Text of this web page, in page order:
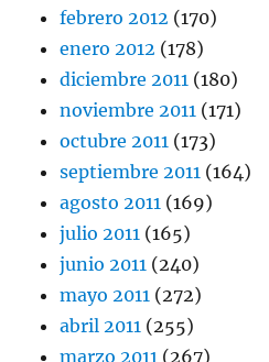
febrero 2012 (170)
enero 2012 (178)
diciembre 2011 (180)
noviembre 2011 (171)
octubre 2011 (173)
septiembre 2011 (164)
agosto 2011 (169)
julio 2011 (165)
junio 2011 (240)
mayo 2011 (272)
abril 2011 (255)
marzo 2011 (267)